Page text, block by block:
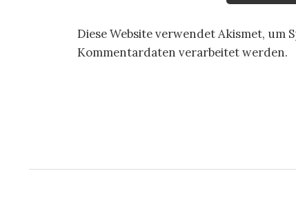
Diese Website verwendet Akismet, um
Kommentardaten verarbeitet werden.